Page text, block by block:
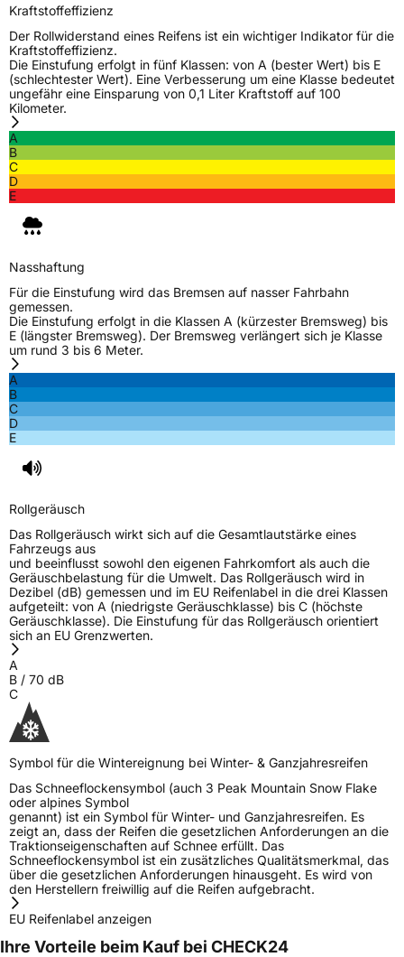
VerwendungWinterreifen
ModellnameSnowgripper 1
FahrzeugartPKW & SUV
Weitere Eigenschaften
SchlauchtypTL
ZustandNeureifen
M+S
VerstärktXL
EU Label
EffizienzC
Fahrzeugklasse
3PMSF / Schneeflockensymbol / Alpine-Symbol
EPREL ID627378
Allgemeine Produktsicherheit (GPSR)
Verantwortliche
in der EU
China, info@zodotire.cn
Kraftstoffeffizienz
Der Rollwiderstand eines Reifens ist ein wichtiger Indikator für die
Kraftstoffeffizienz.
Die Einstufung erfolgt in fünf Klassen: von A (bester Wert) bis E
(schlechtester Wert). Eine Verbesserung um eine Klasse bedeutet
ungefähr eine Einsparung von 0,1 Liter Kraftstoff auf 100
Kilometer.
A
B
C
D
E
Nasshaftung
Für die Einstufung wird das Bremsen auf nasser Fahrbahn
gemessen.
Die Einstufung erfolgt in die Klassen A (kürzester Bremsweg) bis
E (längster Bremsweg). Der Bremsweg verlängert sich je Klasse
um rund 3 bis 6 Meter.
A
B
C
D
E
Rollgeräusch
Das Rollgeräusch wirkt sich auf die Gesamtlautstärke eines
Fahrzeugs aus
und beeinflusst sowohl den eigenen Fahrkomfort als auch die
Geräuschbelastung für die Umwelt. Das Rollgeräusch wird in
Dezibel (dB) gemessen und im EU Reifenlabel in die drei Klassen
aufgeteilt: von A (niedrigste Geräuschklasse) bis C (höchste
Geräuschklasse). Die Einstufung für das Rollgeräusch orientiert
sich an EU Grenzwerten.
A
B / 70 dB
C
Symbol für die Wintereignung bei Winter- & Ganzjahresreifen
Das Schneeflockensymbol (auch 3 Peak Mountain Snow Flake
oder alpines Symbol
genannt) ist ein Symbol für Winter- und Ganzjahresreifen. Es
zeigt an, dass der Reifen die gesetzlichen Anforderungen an die
Traktionseigenschaften auf Schnee erfüllt. Das
Schneeflockensymbol ist ein zusätzliches Qualitätsmerkmal, das
über die gesetzlichen Anforderungen hinausgeht. Es wird von
den Herstellern freiwillig auf die Reifen aufgebracht.
EU Reifenlabel anzeigen
Ihre Vorteile beim Kauf bei CHECK24